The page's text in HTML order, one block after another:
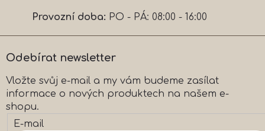
í
Provozní doba: PO - PÁ: 08:00 - 16:00
Odebírat newsletter
Vložte svůj e-mail a my vám budeme zasílat
informace o nových produktech na našem e-
shopu.
E-mail